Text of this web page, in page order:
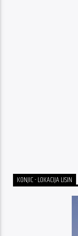
KONJIC - LOKACIJA LISIN